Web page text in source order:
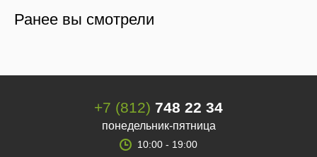
Ранее вы смотрели
+7 (812) 748 22 34
понедельник-пятница
10:00 - 19:00